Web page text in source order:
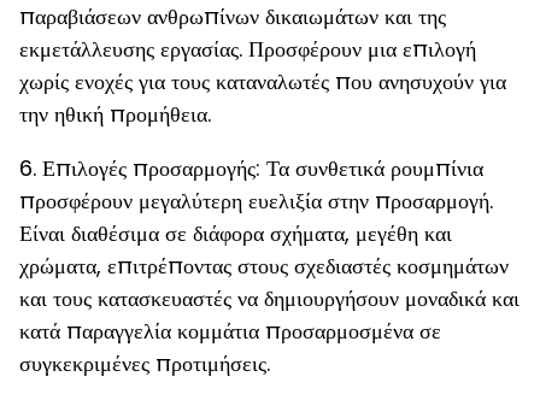
παραβιάσεων ανθρωπίνων δικαιωμάτων και της
εκμετάλλευσης εργασίας. Προσφέρουν μια επιλογή
χωρίς ενοχές για τους καταναλωτές που ανησυχούν για
την ηθική προμήθεια.
6. Επιλογές προσαρμογής: Τα συνθετικά ρουμπίνια
προσφέρουν μεγαλύτερη ευελιξία στην προσαρμογή.
Είναι διαθέσιμα σε διάφορα σχήματα, μεγέθη και
χρώματα, επιτρέποντας στους σχεδιαστές κοσμημάτων
και τους κατασκευαστές να δημιουργήσουν μοναδικά και
κατά παραγγελία κομμάτια προσαρμοσμένα σε
συγκεκριμένες προτιμήσεις.